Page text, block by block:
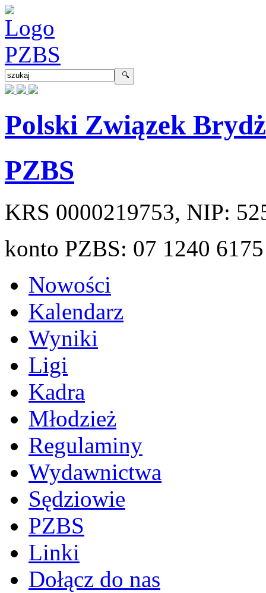
Polski Związek
PZBS
KRS 0000219753, NIP:
konto PZBS: 07 1240
Nowości
Kalendarz
Wyniki
Ligi
Kadra
Młodzież
Regulaminy
Wydawnictwa
Sędziowie
PZBS
Linki
Dołącz do nas